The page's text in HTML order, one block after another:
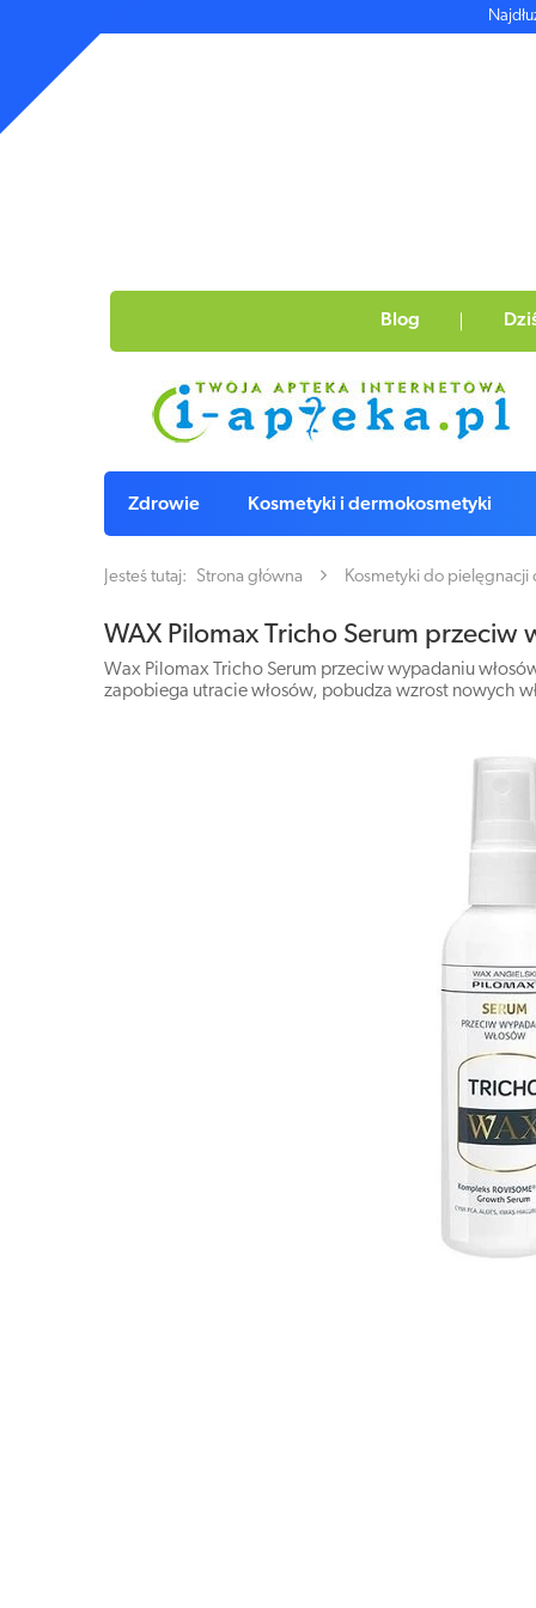
Blog
Zdrowie Kosmetyki i dermokosmetyki
Jesteś tutaj: Strona główna Kosmetyki do pielęgnacji
WAX Pilomax Tricho Serum przeciw
Wax Pilomax Tricho Serum przeciw wypadaniu
zapobiega utracie włosów, pobudza wzrost nowych